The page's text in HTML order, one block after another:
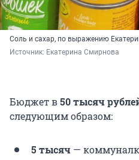
Соль и сахар, по выражению
Источник: Екатерина Смирнова
Бюджет в50 тысяч
следующим образом:
5 тысяч —